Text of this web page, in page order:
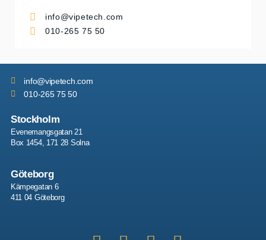
info@vipetech.com
010-265 75 50
info@vipetech.com
010-265 75 50
Stockholm
Evenemangsgatan 21
Box 1454, 171 28 Solna
Göteborg
Kämpegatan 6
411 04 Göteborg